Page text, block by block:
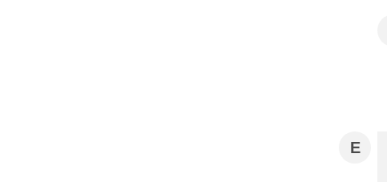
E